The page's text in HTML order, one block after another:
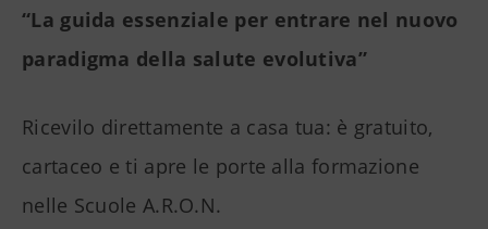
“La guida essenziale per entrare nel nuovo
paradigma della salute evolutiva”
Ricevilo direttamente a casa tua: è gratuito,
cartaceo e ti apre le porte alla formazione
nelle Scuole A.R.O.N.